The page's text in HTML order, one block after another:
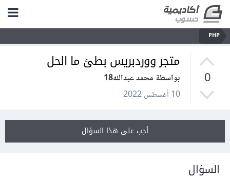
PHP
0
متجر ووردبريس بطئ ما الحل
بواسطة محمد عبدالله18
10 أغسطس 2022
أجب على هذا السؤال
السؤال